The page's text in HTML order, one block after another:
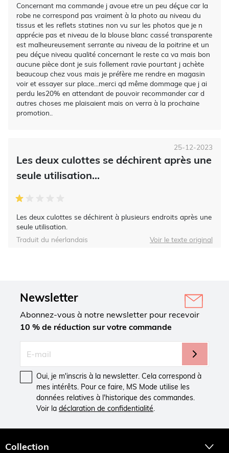
Concernant ma commande j avoue etre un peu déçue car la
robe ne correspond pas vraiment à la photo au niveau du
tissus et les reflets statines non vu sur les photos que je n
apprécie pas et niveau de la blouse blanc cassé transparente
est malheureusement serrante au niveau de la poitrine et un
peu déçue niveau qualité concernant le reste ca va mais bon
aucune pièce dont je suis follement ravie pourtant j achète
beaucoup chez vous mais je préfère me rendre en magasin
voir et essayer sur place...merci qd même dommage que j ai
perdu les20% en attendant de pouvoir recommander car d
autres choses me plaisaient mais on verra à la prochaine
promotion..
Les deux culottes se déchirent après une
seule utilisation...
Les deux culottes se déchirent à plusieurs endroits après une
seule utilisation.
25-12-2023
Traduit du néerlandais Voir le texte original
Newsletter
Abonnez-vous à notre newsletter pour recevoir
10 % de réduction sur votre commande
Oui, je m'inscris à la newsletter. Cela correspond à
mes intérêts. Pour ce faire, MS Mode utilise les
données relatives à l'historique des commandes.
Voir la déclaration de confidentialité.
Collection